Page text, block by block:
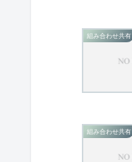
組み合わせ共有
組み合わせ共有